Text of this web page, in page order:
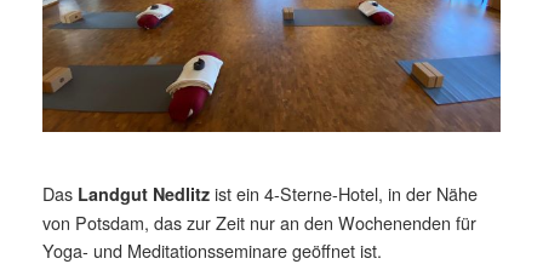
Das Landgut Nedlitzist ein 4-Sterne-Hotel, in der Nähe
von Potsdam, das zur Zeit nur an den Wochenenden für
Yoga- und Meditationsseminare geöffnet ist.